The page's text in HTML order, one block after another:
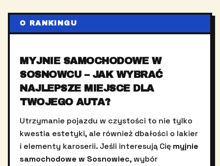
O RANKINGU
MYJNIE SAMOCHODOWE W
SOSNOWCU – JAK WYBRAĆ
NAJLEPSZE MIEJSCE DLA
TWOJEGO AUTA?
Utrzymanie pojazdu w czystości to nie tylko
kwestia estetyki, ale również dbałości o lakier
i elementy karoserii. Jeśli interesują Cię myjnie
samochodowe w Sosnowiec, wybór